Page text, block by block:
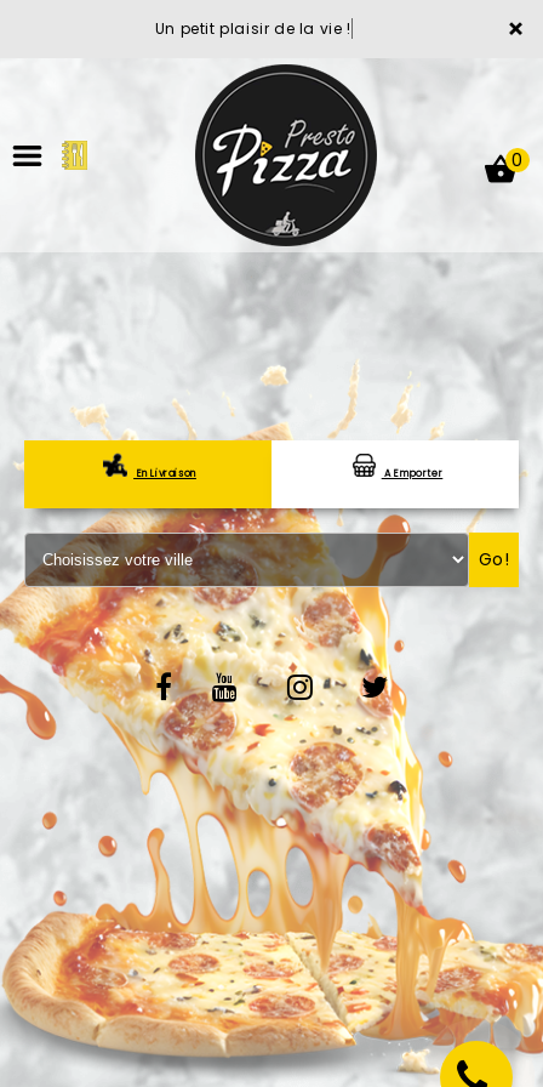
×
Un petit plaisir de la vie !
ACCUEIL
LA CARTE
VOTRE COMPTE
NOTRE RESTAURANT
VOS AVIS
MENTIONS LÉGALES
C.G.V
0
En Livraison A Emporter
Go!